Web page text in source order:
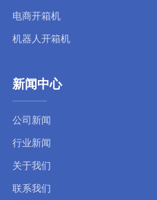
电商开箱机
机器人开箱机
新闻中心
公司新闻
行业新闻
关于我们
联系我们